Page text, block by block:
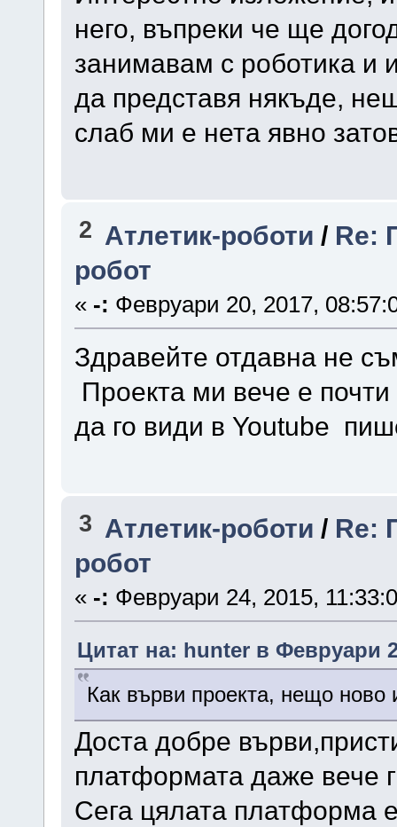
него, въпреки че ще
занимавам с роботика и
да представя някъде,
слаб ми е нета явно
2 Атлетик-роботи / Re:
робот
« -: Февруари 20, 2017,
Здравейте отдавна не
Проекта ми вече е
да го види в Youtube
3 Атлетик-роботи / Re:
робот
« -: Февруари 24, 2015,
Цитат на: hunter в Февруари
Как върви проекта, нещо ново
Доста добре
платформата даже вече
Сега цялата платформа